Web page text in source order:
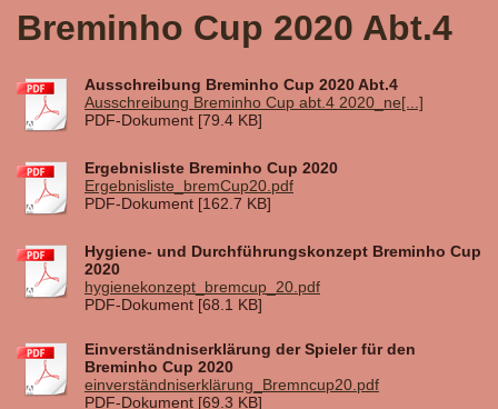
Breminho Cup 2020 Abt.4
Ausschreibung Breminho Cup 2020 Abt.4
Ausschreibung Breminho Cup abt.4 2020_ne[...]
PDF-Dokument [79.4 KB]
Ergebnisliste Breminho Cup 2020
Ergebnisliste_bremCup20.pdf
PDF-Dokument [162.7 KB]
Hygiene- und Durchführungskonzept Breminho Cup
2020
hygienekonzept_bremcup_20.pdf
PDF-Dokument [68.1 KB]
Einverständniserklärung der Spieler für den
Breminho Cup 2020
einverständniserklärung_Bremncup20.pdf
PDF-Dokument [69.3 KB]